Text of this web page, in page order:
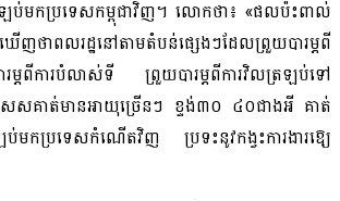
ប់មកប្រទេសកម្ពុជាវិញ។ លោកថា៖ «ផលប៉ះពាល់
ថាពលរដ្ឋនៅតាមតំបន់ផ្សេងៗដែលព្រួយបារម្ភពី
ភពីការបំលាស់ទី ព្រួយបារម្ភពីការវិលត្រឡប់ទៅ
សគាត់មានអាយុច្រើនៗ ខ្ទង់៣០ ៤០ជាងអី គាត់
ប់មកប្រទេសកំណើតវិញ ប្រទះនូវកង្វះការងារឱ្យេ